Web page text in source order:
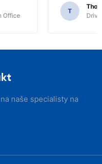
Office
T
naše specialisty na